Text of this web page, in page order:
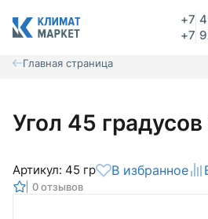
+7
+7
Главная страница
Угол 45
Артикул: 45 гр В избранное
0 отзывов